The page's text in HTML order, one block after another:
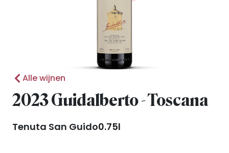
Alle wijnen
2023 Guidalberto - Toscana
Tenuta San Guido0.75l